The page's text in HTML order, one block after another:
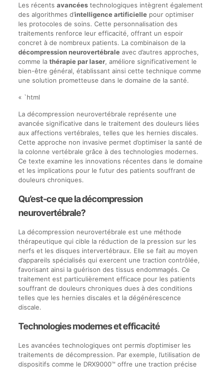
Les récents avancéestechnologiques intègrent également
des algorithmes d’intelligence artificiellepour optimiser
les protocoles de soins. Cette personnalisation des
traitements renforce leur efficacité, offrant un espoir
concret à de nombreux patients. La combinaison de la
décompression neurovertébraleavec d’autres approches,
comme la thérapie par laser, améliore significativement le
bien-être général, établissant ainsi cette technique comme
une solution prometteuse dans le domaine de la santé.
« `html
La décompression neurovertébrale représente une
avancée significative dans le traitement des douleurs liées
aux affections vertébrales, telles que les hernies discales.
Cette approche non invasive permet d’optimiser la santé de
la colonne vertébrale grâce à des technologies modernes.
Ce texte examine les innovations récentes dans le domaine
et les implications pour le futur des patients souffrant de
douleurs chroniques.
Qu’est-ce que la décompression
neurovertébrale?
La décompression neurovertébrale est une méthode
thérapeutique qui cible la réduction de la pression sur les
nerfs et les disques intervertébraux. Elle se fait au moyen
d’appareils spécialisés qui exercent une traction contrôlée,
favorisant ainsi la guérison des tissus endommagés. Ce
traitement est particulièrement efficace pour les patients
souffrant de douleurs chroniques dues à des conditions
telles que les hernies discales et la dégénérescence
discale.
Technologies modernes et efficacité
Les avancées technologiques ont permis d’optimiser les
traitements de décompression. Par exemple, l’utilisation de
dispositifs comme le DRX9000™ offre une traction précise